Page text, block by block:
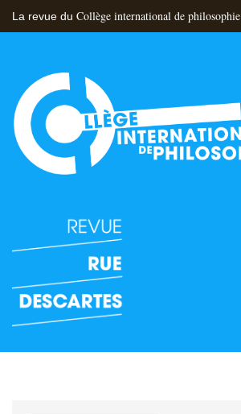
La revue du Collège international de philosophie